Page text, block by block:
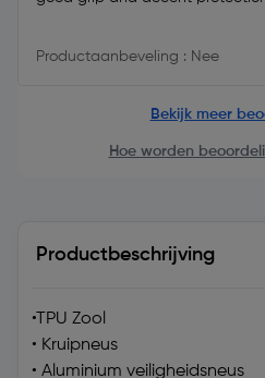
Productaanbeveling : Nee
Bekijk meer
Hoe worden
Productbeschrijving
•TPU Zool
• Kruipneus
• Aluminium veiligheidsneus